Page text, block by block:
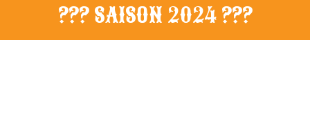
??? SAISON 2024 ???